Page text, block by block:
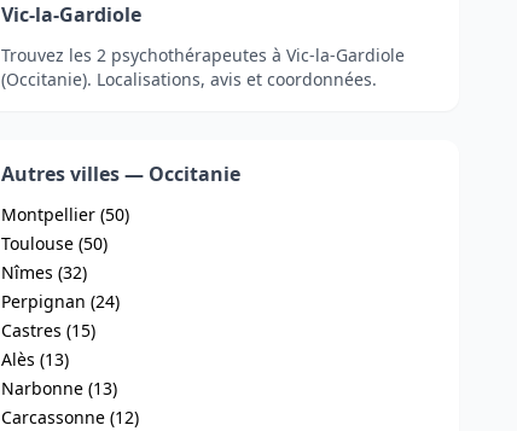
Vic-la-Gardiole
Trouvez les 2 psychothérapeutes à Vic-la-Gardiole
(Occitanie). Localisations, avis et coordonnées.
Autres villes — Occitanie
Montpellier (50)
Toulouse (50)
Nîmes (32)
Perpignan (24)
Castres (15)
Alès (13)
Narbonne (13)
Carcassonne (12)